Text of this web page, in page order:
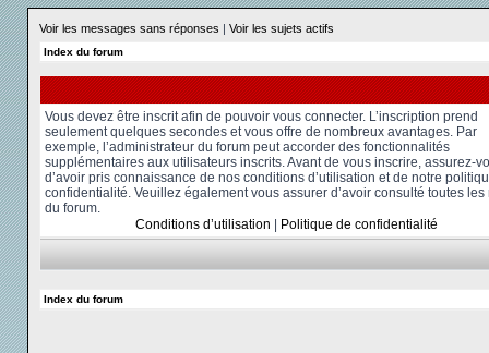
Voir les messages sans réponses | Voir les sujets actifs
Index du forum
Vous devez être inscrit afin de pouvoir vous connecter. L’inscription prend
seulement quelques secondes et vous offre de nombreux avantages. Par
exemple, l’administrateur du forum peut accorder des fonctionnalités
supplémentaires aux utilisateurs inscrits. Avant de vous inscrire, assurez-
d’avoir pris connaissance de nos conditions d’utilisation et de notre
confidentialité. Veuillez également vous assurer d’avoir consulté toutes les
du forum.
Conditions d’utilisation
Politique de confidentialité
Index du forum